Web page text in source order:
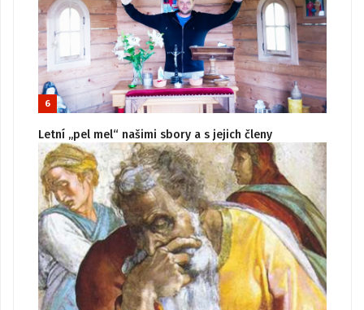
6
Letní „pel mel“ našimi sbory a s jejich členy